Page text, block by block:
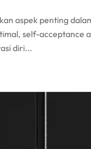
aspek penting
self-acceptance
diri...